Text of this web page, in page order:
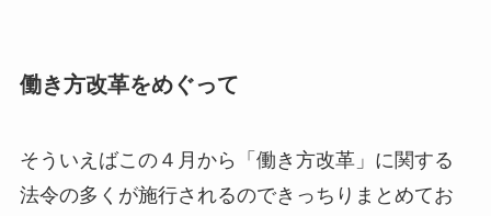
働き方改革をめぐって
そういえばこの４月から「働き方改革」に関する
法令の多くが施行されるのできっちりまとめてお